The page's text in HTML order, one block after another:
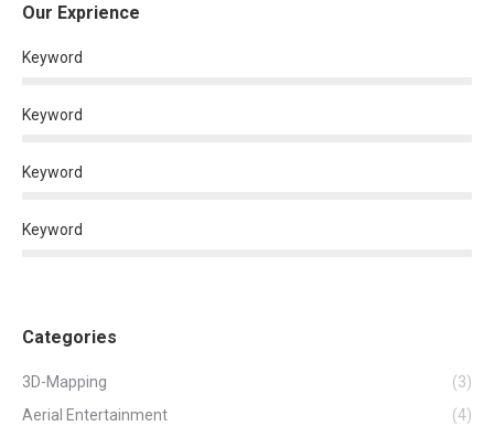
Our Exprience
Keyword
Keyword
Keyword
Keyword
Categories
3D-Mapping
(3)
Aerial Entertainment
(4)